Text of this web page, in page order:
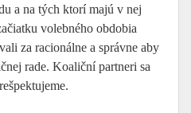
a na tých ktorí majú v nej
volebného obdobia
za racionálne a správne aby
rade. Koaliční partneri sa